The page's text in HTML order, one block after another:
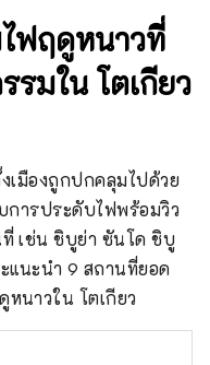
ฟฤดูหนาวที่
รมใน โตเกียว
เมืองถูกปกคลุมไปด้วย
การประดับไฟพร้อมวิว
เช่น ชิบูย่า ซันโด ชิบู
แนะนำ 9 สถานที่ยอด
นาวใน โตเกียว